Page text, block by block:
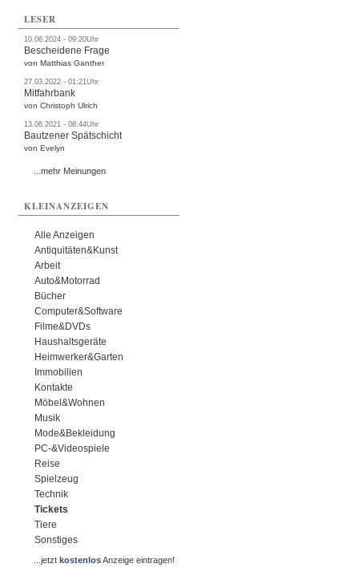
LESER
10.06.2024 - 09:20Uhr
Bescheidene Frage
von Matthias Ganther
27.03.2022 - 01:21Uhr
Mitfahrbank
von Christoph Ulrich
13.06.2021 - 08:44Uhr
Bautzener Spätschicht
von Evelyn
...mehr Meinungen
KLEINANZEIGEN
Alle Anzeigen
Antiquitäten&Kunst
Arbeit
Auto&Motorrad
Bücher
Computer&Software
Filme&DVDs
Haushaltsgeräte
Heimwerker&Garten
Immobilien
Kontakte
Möbel&Wohnen
Musik
Mode&Bekleidung
PC-&Videospiele
Reise
Spielzeug
Technik
Tickets
Tiere
Sonstiges
...jetztkostenlosAnzeige eintragen!